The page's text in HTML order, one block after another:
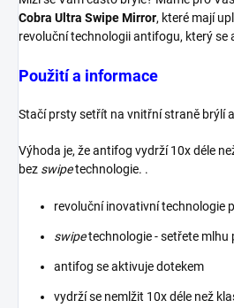
Cobra Ultra Swipe Mirror, které mají
revoluční technologii antifogu, který se
Použití a informace
Stačí prsty setřít na vnitřní straně brýlí
Výhoda je, že antifog vydrží 10x déle
bez swipetechnologie. .
revoluční inovativní technologie
swipetechnologie - setřete mlhu
antifog se aktivuje dotekem
vydrží se nemlžit 10x déle než